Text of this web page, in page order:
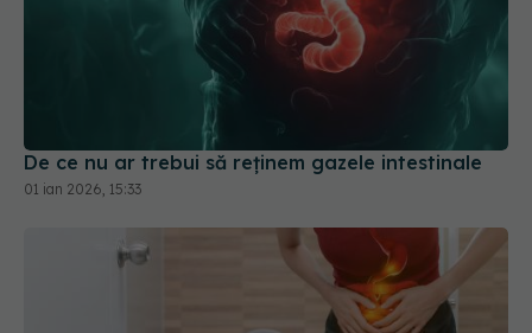
De ce nu ar trebui să reținem gazele intestinale
01 ian 2026, 15:33